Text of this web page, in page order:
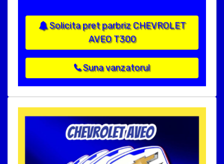
Solicita pret parbriz CHEVROLET
AVEO T300
Suna vanzatorul